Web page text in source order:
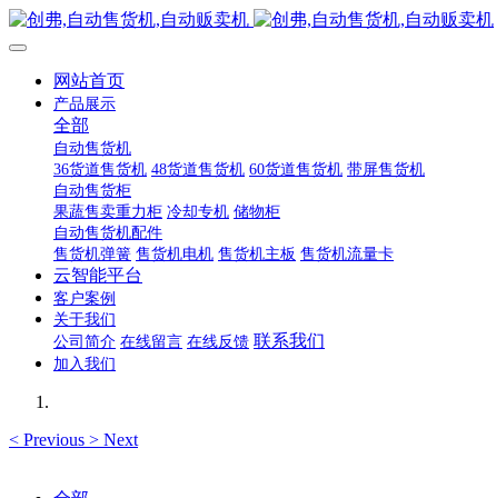
网站首页
产品展示
全部
自动售货机
36货道售货机 48货道售货机 60货道售货机 带屏售货机
自动售货柜
果蔬售卖重力柜 冷却专机 储物柜
自动售货机配件
售货机弹簧 售货机电机 售货机主板 售货机流量卡
云智能平台
客户案例
关于我们
公司简介 在线留言 在线反馈 联系我们
加入我们
< Previous > Next